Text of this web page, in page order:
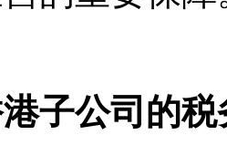
公司的税